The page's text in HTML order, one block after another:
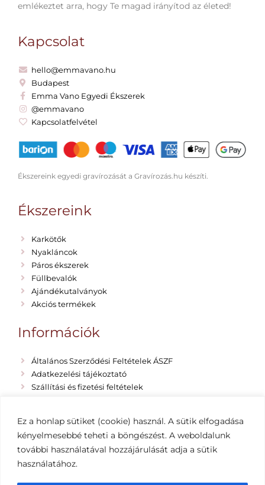
Ez a honlap sütiket (cookie) használ. A sütik elfogadása
kényelmesebbé teheti a böngészést. A weboldalunk
további használatával hozzájárulását adja a sütik
használatához.
emlékeztet arra, hogy Te magad irányítod az életed!
Kapcsolat
hello@emmavano.hu
Budapest
Emma Vano Egyedi Ékszerek
@emmavano
Kapcsolatfelvétel
Ékszereink egyedi gravírozását a Gravírozás.hu készíti.
Ékszereink
Karkötők
Nyakláncok
Páros ékszerek
Füllbevalók
Ajándékutalványok
Akciós termékek
Információk
Általános Szerződési Feltételek ÁSZF
Adatkezelési tájékoztató
Szállítási és fizetési feltételek
Impresszum
Copyright 2019-2022 EMMA VANO egyedi ékszerek